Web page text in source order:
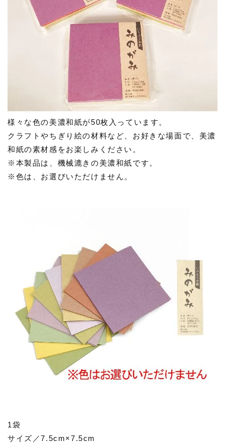
様々な色の美濃和紙が50枚入っています。
クラフトやちぎり絵の材料など、お好きな場面で、美濃
和紙の素材感をお楽しみください。
※本製品は、機械漉きの美濃和紙です。
※色は、お選びいただけません。
1袋
サイズ／7.5cm×7.5cm